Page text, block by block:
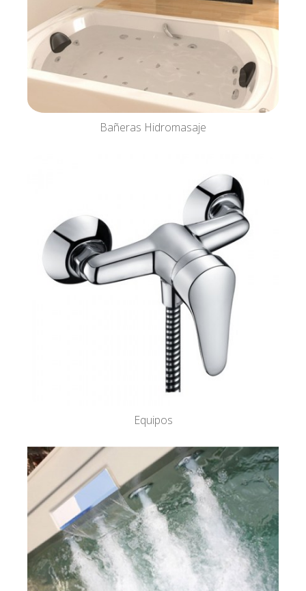
Bañeras Hidromasaje
Equipos